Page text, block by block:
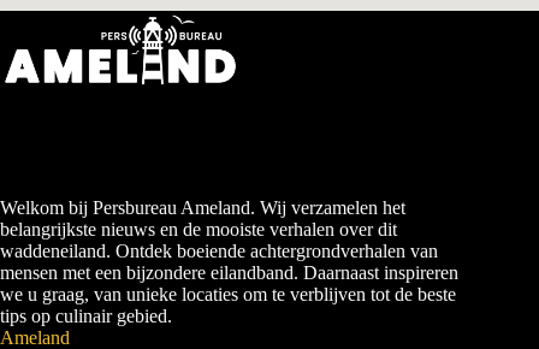
Welkom bij Persbureau Ameland. Wij verzamelen het
belangrijkste nieuws en de mooiste verhalen over dit
waddeneiland. Ontdek boeiende achtergrondverhalen van
mensen met een bijzondere eilandband. Daarnaast inspireren
we u graag, van unieke locaties om te verblijven tot de beste
tips op culinair gebied.
Ameland